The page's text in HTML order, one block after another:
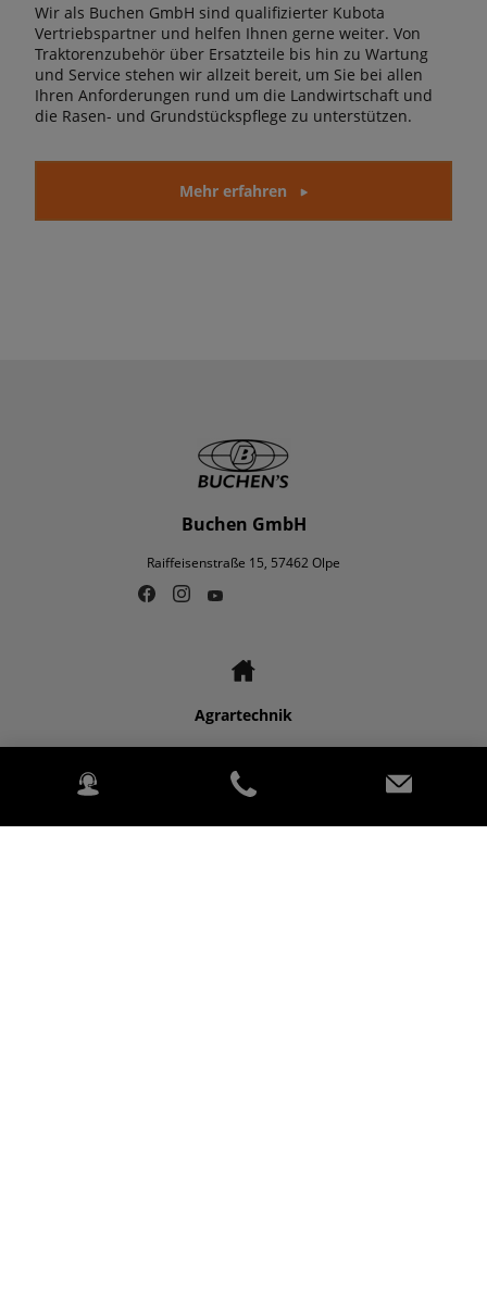
Wir als Buchen GmbH sind qualifizierter Kubota
Vertriebspartner und helfen Ihnen gerne weiter. Von
Traktorenzubehör über Ersatzteile bis hin zu Wartung
und Service stehen wir allzeit bereit, um Sie bei allen
Ihren Anforderungen rund um die Landwirtschaft und
die Rasen- und Grundstückspflege zu unterstützen.
Mehr erfahren
Buchen GmbH
Raiffeisenstraße 15, 57462 Olpe
Agrartechnik
Rasen- und Grundstückspflege
Wir über uns
Kontakt